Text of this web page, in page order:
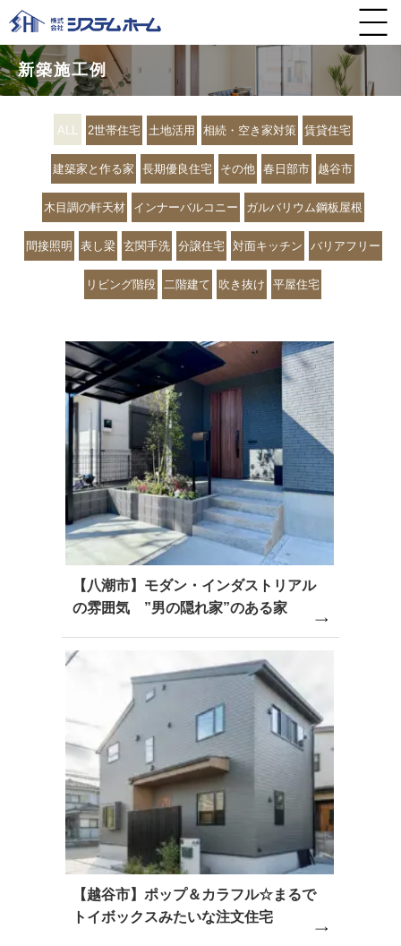
新築施工例
ALL 2世帯住宅 土地活用 相続・空き家対策 賃貸住宅
建築家と作る家 長期優良住宅 その他 春日部市 越谷市
木目調の軒天材 インナーバルコニー ガルバリウム鋼板屋根
間接照明 表し梁 玄関手洗 分譲住宅 対面キッチン バリアフリー
リビング階段 二階建て 吹き抜け 平屋住宅
【八潮市】モダン・インダストリアル
の雰囲気 ”男の隠れ家”のある家
【越谷市】ポップ＆カラフル☆まるで
トイボックスみたいな注文住宅